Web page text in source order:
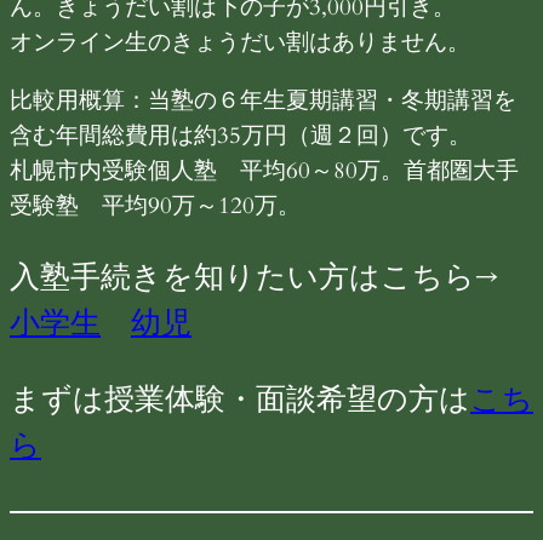
ん。きょうだい割は下の子が3,000円引き。
オンライン生のきょうだい割はありません。
比較用概算：当塾の６年生夏期講習・冬期講習を
含む年間総費用は約35万円（週２回）です。
札幌市内受験個人塾 平均60～80万。首都圏大手
受験塾 平均90万～120万。
入塾手続きを知りたい方はこちら→
小学生
幼児
まずは授業体験・面談希望の方はこち
ら